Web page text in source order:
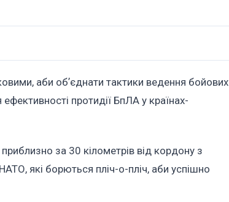
аби обʼєднати тактики ведення бойових
протидії БпЛА у країнах-
за 30 кілометрів від кордону з
які борються пліч-о-пліч, аби успішно